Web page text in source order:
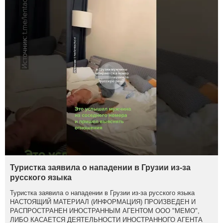
Туристка заявила о нападении в Грузии из-за
русского языка
Туристка заявила о нападении в Грузии из-за русского языка
НАСТОЯЩИЙ МАТЕРИАЛ (ИНФОРМАЦИЯ) ПРОИЗВЕДЕН И
РАСПРОСТРАНЕН ИНОСТРАННЫМ АГЕНТОМ ООО "МЕМО",
ЛИБО КАСАЕТСЯ ДЕЯТЕЛЬНОСТИ ИНОСТРАННОГО АГЕНТА